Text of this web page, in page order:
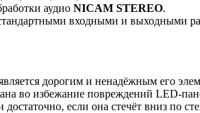
аудио NICAM STEREO.
входными и выходными
дорогим и ненадёжным его
во избежание повреждений LED-
если она стечёт вниз по